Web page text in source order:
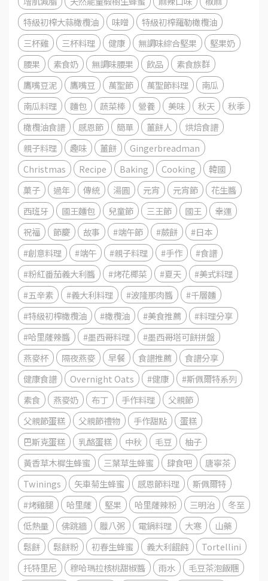
特級初榨大蒜橄欖油
味噌
特級初榨羅勒橄欖油
三杯雞
三杯料理 健康 無調味綜合堅果
堅果奶
腰果
素食奶 無調味腰果 飲品
素食族群
鷹嘴豆泥
鷹嘴豆 萬聖節 萬聖節料理
南瓜
南瓜料理
麵包 蔬菜棒 營養 美味 秋天
秋季
橄欖油食譜
感恩節 簡單 薑餅人
烘焙食譜
親子料理
趣味 薑餅
Gingerbreadman
Christmas
Recipe Baking Cooking
韓國
菓子
過年 傳統 湯圓 元宵 元宵節
花生醬
西班牙
國王麵包 兒童節 三王節 國王
幸運
祝福
節慶 故事 #端午節 #蕨餅
#日本
#創意料理
#端午 #親子料理 #手作
#食譜
#粉紅番茄義大利醬
#烤花椰菜 #夏天
#美式料理
#五辛素
#義大利料理 #波隆那肉醬
#千層麵
#特級初榨橄欖油
#橄欖油 #美食推薦
#料理分享
#哈里薩辣醬
#墨西哥料理
#墨西哥塔可餅拼盤
燕麥杯
隔夜燕麥 早餐 食譜推薦
食譜分享
健康食譜
Overnight Oats #健康
#斯佩爾特系列
素食
燕麥奶 布丁 手作料理
父親節
父親節蛋糕
父親節禮物 手作甜點
蛋糕
巴斯克蛋糕
乳酪蛋糕 中秋 毛豆
柚子
黃香草木樨生蜂蜜
三葉草生蜂蜜 肆食吧
唐寧茶
Twinings
矢車菊生蜂蜜 感恩節料理
斯佩爾特
#烤雞腿
哈里薩 堅果 哈里薩辣粉 三明治
冬至
低熱量
佛跳牆 臘八粥 電鍋料理 大寒
山藥
鬆餅
鬆餅粉 初春生蜂蜜 義大利餛飩
Tortellini
托特里尼
穆哈瑪拉核桃甜椒醬 雨水
毛豆茶泡飯糰